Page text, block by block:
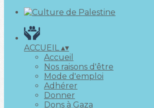
ACCUEIL▴▾
Accueil
Nos raisons d'être
Mode d'emploi
Adhérer
Donner
Dons à Gaza